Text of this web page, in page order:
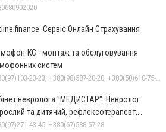
Сервіс Онлайн Страхування
КС - монтаж та обслуговування
систем
невролога "МЕДИСТАР". Невролог
та дитячий, рефлексотерапевт,
43-45, +380(67)588-57-28